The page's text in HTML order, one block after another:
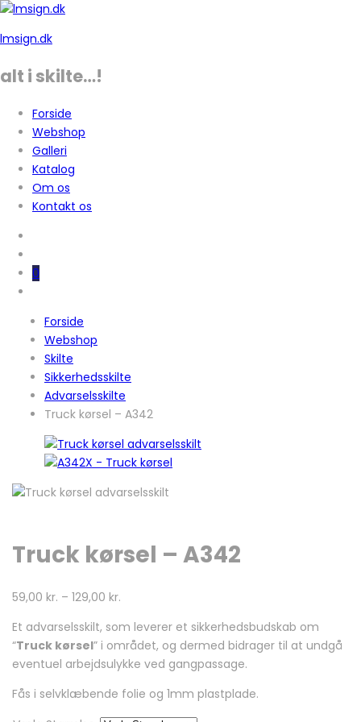
lmsign.dk
alt i skilte…!
Forside
Webshop
Galleri
Katalog
Om os
Kontakt os
0
Forside
Webshop
Skilte
Sikkerhedsskilte
Advarselsskilte
Truck kørsel – A342
Truck kørsel – A342
59,00 kr. – 129,00 kr.
Et advarselsskilt, som leverer et sikkerhedsbudskab om
“Truck kørsel” i området, og dermed bidrager til at undgå
eventuel arbejdsulykke ved gangpassage.
Fås i selvklæbende folie og 1mm plastplade.